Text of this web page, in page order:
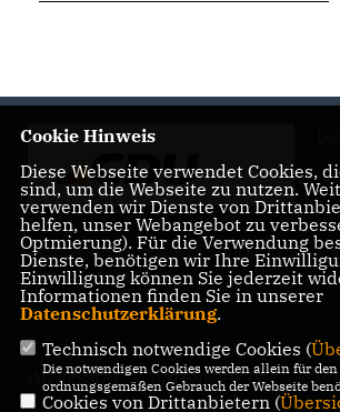
Landtagsabgeordnete Barbara Richstein
ihre politischen Ziele.
IMPRESSUM DATENSCHUTZ
Cookie Hinweis
Diese Webseite verwendet Cookies,
sind, um die Webseite zu nutzen.
verwenden wir Dienste von
helfen, unser Webangebot zu
Optmierung). Für die Verwendung
Dienste, benötigen wir Ihre
Einwilligung können Sie jederzeit
Informationen finden Sie in unserer
Datenschutzerklärung.
Technisch notwendige Cookies (
Die notwendigen Cookies werden allein für den
ordnungsgemäßen Gebrauch der Webseite
Cookies von Drittanbietern (